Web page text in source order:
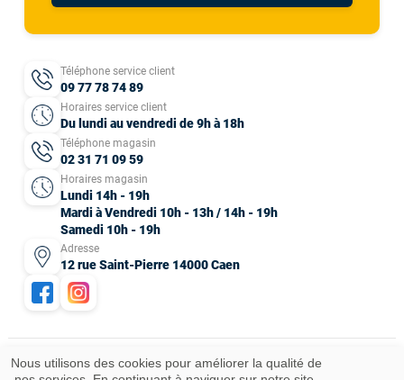
Téléphone service client
09 77 78 74 89
Horaires service client
Du lundi au vendredi de 9h à 18h
Téléphone magasin
02 31 71 09 59
Horaires magasin
Lundi 14h - 19h
Mardi à Vendredi 10h - 13h / 14h - 19h
Samedi 10h - 19h
Adresse
12 rue Saint-Pierre 14000 Caen
Nous utilisons des cookies pour améliorer la qualité de